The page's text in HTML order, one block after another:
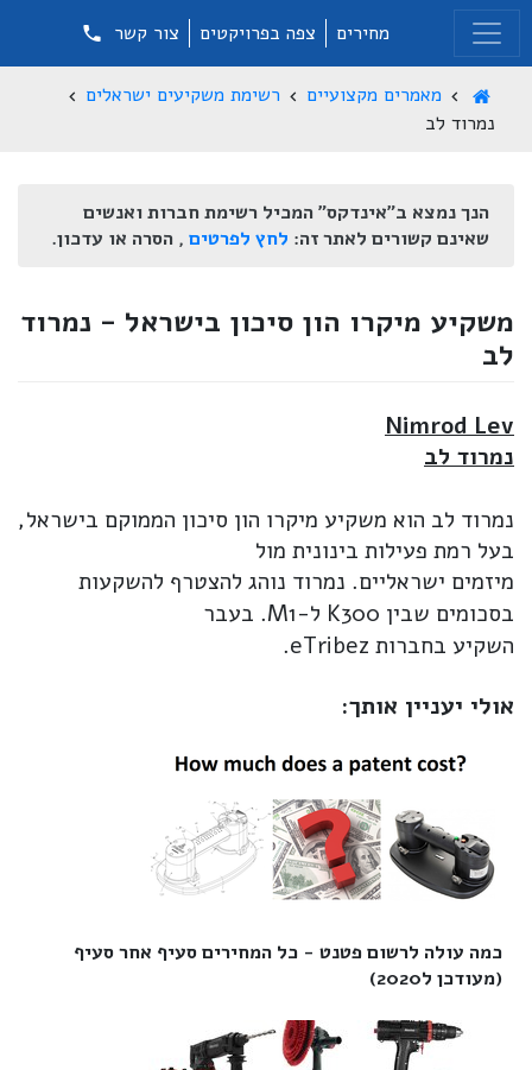
מחירים צפה בפרויקטים צור קשר
מאמרים מקצועיים
רשימת משקיעים ישראלים
נמרוד לב
הנך נמצא ב"אינדקס" המכיל רשימת חברות ואנשים
שאינם קשורים לאתר זה: לחץ לפרטים , הסרה או עדכון.
משקיע מיקרו הון סיכון בישראל - נמרוד
לב
Nimrod Lev
נמרוד לב
נמרוד לב הוא משקיע מיקרו הון סיכון הממוקם בישראל,
בעל רמת פעילות בינונית מול
מיזמים ישראליים. נמרוד נוהג להצטרף להשקעות
בסכומים שבין K300 ל-M1. בעבר
השקיע בחברות eTribez.
אולי יעניין אותך:
כמה עולה לרשום פטנט - כל המחירים סעיף אחר סעיף
(מעודכן ל2020)‎